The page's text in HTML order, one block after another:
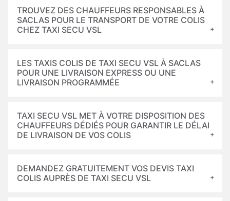
TROUVEZ DES CHAUFFEURS RESPONSABLES À
SACLAS POUR LE TRANSPORT DE VOTRE COLIS
CHEZ TAXI SECU VSL
LES TAXIS COLIS DE TAXI SECU VSL À SACLAS
POUR UNE LIVRAISON EXPRESS OU UNE
LIVRAISON PROGRAMMÉE
TAXI SECU VSL MET À VOTRE DISPOSITION DES
CHAUFFEURS DÉDIÉS POUR GARANTIR LE DÉLAI
DE LIVRAISON DE VOS COLIS
DEMANDEZ GRATUITEMENT VOS DEVIS TAXI
COLIS AUPRÈS DE TAXI SECU VSL